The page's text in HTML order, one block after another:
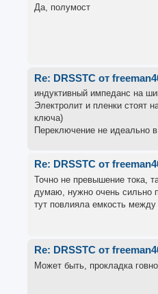
Да, полумост
Re: DRSSTC от
индуктивный импеданс на
Электролит и пленки стоят
ключа)
Переключение не идеально
Re: DRSSTC от
Точно не превышение тока,
думаю, нужно очень сильно
тут повлияла емкость между
Re: DRSSTC от
Может быть, прокладка